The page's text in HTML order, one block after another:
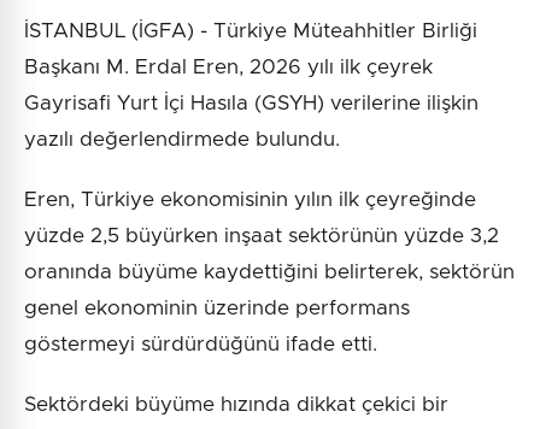
İSTANBUL (İGFA) - Türkiye Müteahhitler Birliği
Başkanı M. Erdal Eren, 2026 yılı ilk çeyrek
Gayrisafi Yurt İçi Hasıla (GSYH) verilerine ilişkin
yazılı değerlendirmede bulundu.
Eren, Türkiye ekonomisinin yılın ilk çeyreğinde
yüzde 2,5 büyürken inşaat sektörünün yüzde 3,2
oranında büyüme kaydettiğini belirterek, sektörün
genel ekonominin üzerinde performans
göstermeyi sürdürdüğünü ifade etti.
Sektördeki büyüme hızında dikkat çekici bir